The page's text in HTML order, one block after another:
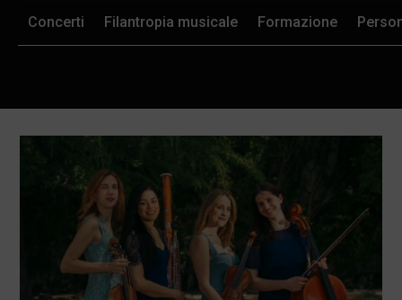
Formazione
Concerti Filantropia musicale